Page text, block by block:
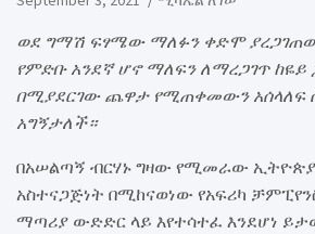
ወደ ግማሽ ፍፃሜው ማለፉን ቀድሞ ያረጋገጠው
የምድቡ አንደኛ ሆኖ ማለፍን ለማረጋገጥ ከዬይ
በሚያደርገው ጨዋታ የሚጠቀመውን አሰላለፍ
አግኝታለች።
በአሠልጣኝ ብርሃኑ ግዛው የሚመራው ኢትዮጵያ
አስተናጋጅነት በሚከናወነው የአፍሪካ
ማጣሪያ ውድድር ላይ እየተሳተፈ እንደሆነ